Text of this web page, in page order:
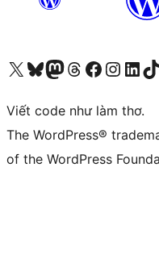
Truy cập tài khoản X (trước đây là Twitter) của chúng tôiVisit our Bluesky account
Visit our Mastodon account
Visit our Threads account
Xem trang Facebook của chúng tôiTruy cập tài khoản Instagram của chúng tôiTruy cập tài khoản LinkedIn của chúng tôiVisit
Viết code như làm thơ.
The WordPress®
of the WordPress